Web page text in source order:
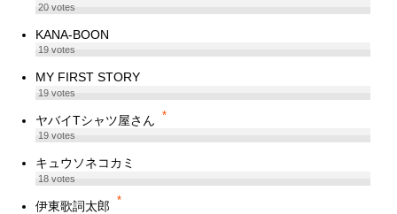
20votes
KANA-BOON
19votes
MY FIRST STORY
19votes
ヤバイTシャツ屋さん *
19votes
キュウソネコカミ
18votes
伊東歌詞太郎 *